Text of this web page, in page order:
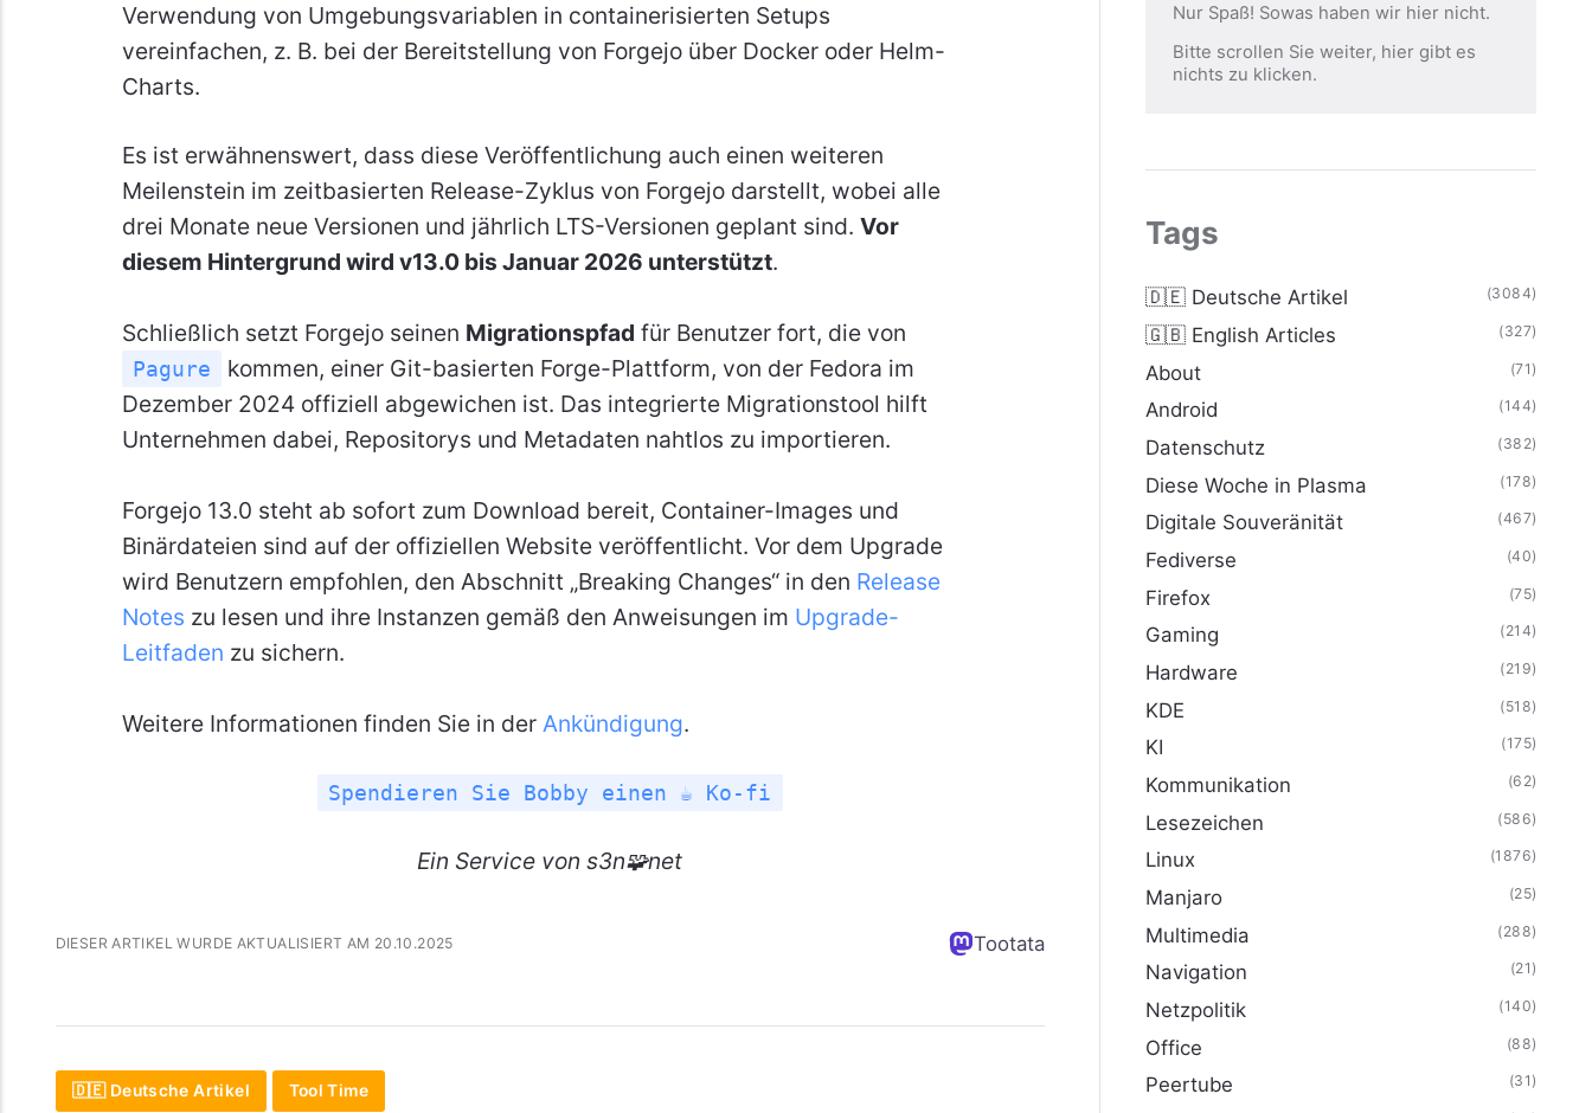
Verwendung von Umgebungsvariablen in containerisierten Setups
vereinfachen, z. B. bei der Bereitstellung von Forgejo über Docker oder Helm-
Charts.
Es ist erwähnenswert, dass diese Veröffentlichung auch einen weiteren
Meilenstein im zeitbasierten Release-Zyklus von Forgejo darstellt, wobei alle
drei Monate neue Versionen und jährlich LTS-Versionen geplant sind. Vor
diesem Hintergrund wird v13.0 bis Januar 2026 unterstützt.
Schließlich setzt Forgejo seinen Migrationspfad für Benutzer fort, die von
Pagure
kommen, einer Git-basierten Forge-Plattform, von der Fedora im
Dezember 2024 offiziell abgewichen ist. Das integrierte Migrationstool hilft
Unternehmen dabei, Repositorys und Metadaten nahtlos zu importieren.
Forgejo 13.0 steht ab sofort zum Download bereit, Container-Images und
Binärdateien sind auf der offiziellen Website veröffentlicht. Vor dem Upgrade
wird Benutzern empfohlen, den Abschnitt „Breaking Changes“ in den Release
Notes zu lesen und ihre Instanzen gemäß den Anweisungen im Upgrade-
Leitfaden zu sichern.
Weitere Informationen finden Sie in der Ankündigung.
Spendieren Sie Bobby einen ☕ Ko-fi
Ein Service von s3n🧩net
DIESER ARTIKEL WURDE AKTUALISIERT AM 20.10.2025 Tootata
🇩🇪 Deutsche Artikel Tool Time
Nur Spaß! Sowas haben wir hier nicht.
Bitte scrollen Sie weiter, hier gibt es
nichts zu klicken.
Tags
🇩🇪 Deutsche Artikel (3084)
🇬🇧 English Articles (327)
About (71)
Android (144)
Datenschutz (382)
Diese Woche in Plasma (178)
Digitale Souveränität (467)
Fediverse (40)
Firefox (75)
Gaming (214)
Hardware (219)
KDE (518)
KI (175)
Kommunikation (62)
Lesezeichen (586)
Linux (1876)
Manjaro (25)
Multimedia (288)
Navigation (21)
Netzpolitik (140)
Office (88)
Peertube (31)